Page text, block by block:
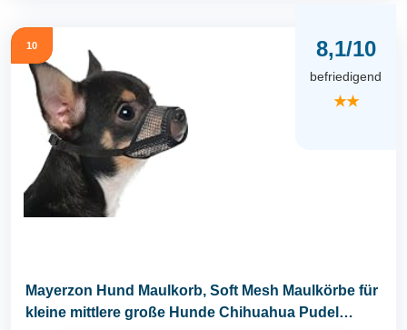
10 8,1/10
befriedigend
★★
Mayerzon Hund Maulkorb, Soft Mesh Maulkörbe für
kleine mittlere große Hunde Chihuahua Pudel